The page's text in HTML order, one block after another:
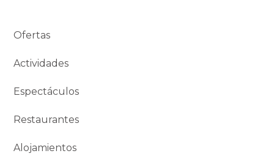
Ofertas
Actividades
Espectáculos
Restaurantes
Alojamientos